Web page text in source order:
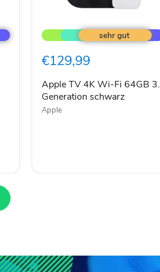
TV
4K
Fi 64GB
Generation
schwarz
€129,99
Apple TV 4K Wi-Fi 64GB 3.
Generation schwarz
Apple